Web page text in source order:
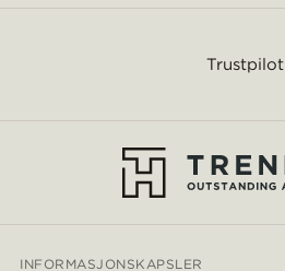
Trustpilot
INFORMASJONSKAPSLER